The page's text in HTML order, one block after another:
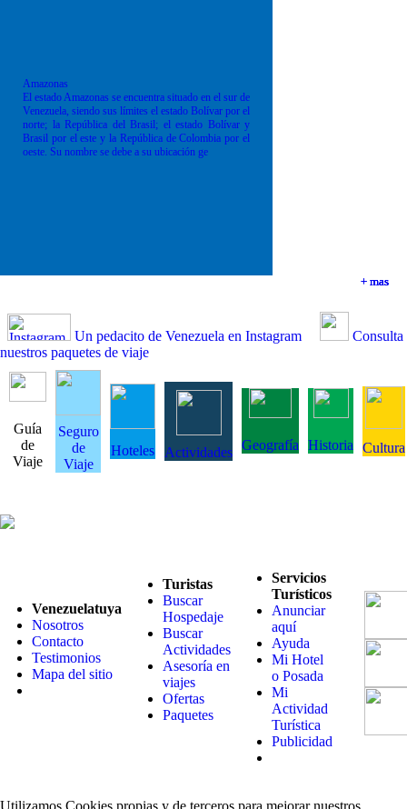
+ mas
+ mas
+ mas
Amazonas
El estado Amazonas se encuentra situado en el sur de
Venezuela, siendo sus límites el estado Bolívar por el
norte; la República del Brasil; el estado Bolívar y
Brasil por el este y la República de Colombia por el
oeste. Su nombre se debe a su ubicación ge
+ mas
Un pedacito de Venezuela en Instagram
Consulta
nuestros paquetes de viaje
Guía
de
Viaje
Seguro
de
Viaje
Hoteles Actividades Geografía Historia Cultura
Venezuelatuya
Nosotros
Contacto
Testimonios
Mapa del sitio
Turistas
Buscar
Hospedaje
Buscar
Actividades
Asesoría en
viajes
Ofertas
Paquetes
Servicios
Turísticos
Anunciar
aquí
Ayuda
Mi Hotel
o Posada
Mi
Actividad
Turística
Publicidad
Utilizamos Cookies propias y de terceros para mejorar nuestros